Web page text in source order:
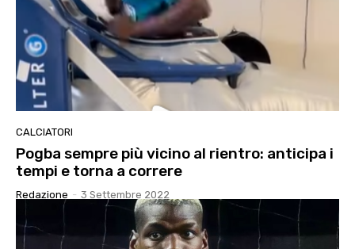
CALCIATORI
Pogba sempre più vicino al rientro: anticipa i
tempi e torna a correre
Redazione - 3 Settembre 2022